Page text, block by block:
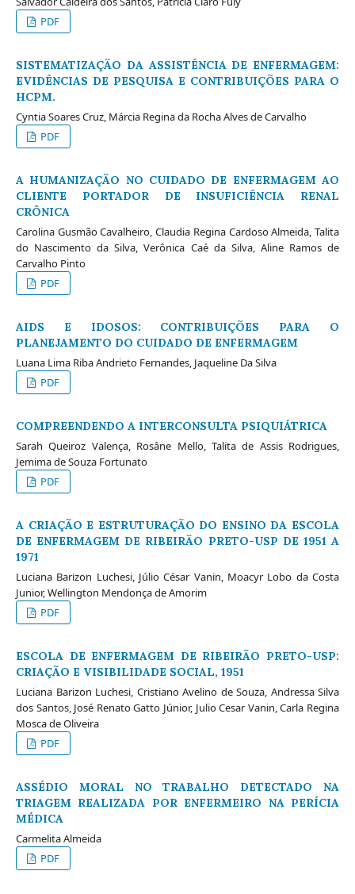
PDF
SISTEMATIZAÇÃO DA ASSISTÊNCIA DE ENFERMAGEM:
EVIDÊNCIAS DE PESQUISA E CONTRIBUIÇÕES PARA O
HCPM.
Cyntia Soares Cruz, Márcia Regina da Rocha Alves de Carvalho
PDF
A HUMANIZAÇÃO NO CUIDADO DE ENFERMAGEM AO
CLIENTE PORTADOR DE INSUFICIÊNCIA RENAL
CRÔNICA
Carolina Gusmão Cavalheiro, Claudia Regina Cardoso Almeida, Talita
do Nascimento da Silva, Verônica Caé da Silva, Aline Ramos de
Carvalho Pinto
PDF
AIDS E IDOSOS: CONTRIBUIÇÕES PARA O
PLANEJAMENTO DO CUIDADO DE ENFERMAGEM
Luana Lima Riba Andrieto Fernandes, Jaqueline Da Silva
PDF
COMPREENDENDO A INTERCONSULTA PSIQUIÁTRICA
Sarah Queiroz Valença, Rosâne Mello, Talita de Assis Rodrigues,
Jemima de Souza Fortunato
PDF
A CRIAÇÃO E ESTRUTURAÇÃO DO ENSINO DA ESCOLA
DE ENFERMAGEM DE RIBEIRÃO PRETO-USP DE 1951 A
1971
Luciana Barizon Luchesi, Júlio César Vanin, Moacyr Lobo da Costa
Junior, Wellington Mendonça de Amorim
PDF
ESCOLA DE ENFERMAGEM DE RIBEIRÃO PRETO-USP:
CRIAÇÃO E VISIBILIDADE SOCIAL, 1951
Luciana Barizon Luchesi, Cristiano Avelino de Souza, Andressa Silva
dos Santos, José Renato Gatto Júnior, Julio Cesar Vanin, Carla Regina
Mosca de Oliveira
PDF
ASSÉDIO MORAL NO TRABALHO DETECTADO NA
TRIAGEM REALIZADA POR ENFERMEIRO NA PERÍCIA
MÉDICA
Carmelita Almeida
PDF